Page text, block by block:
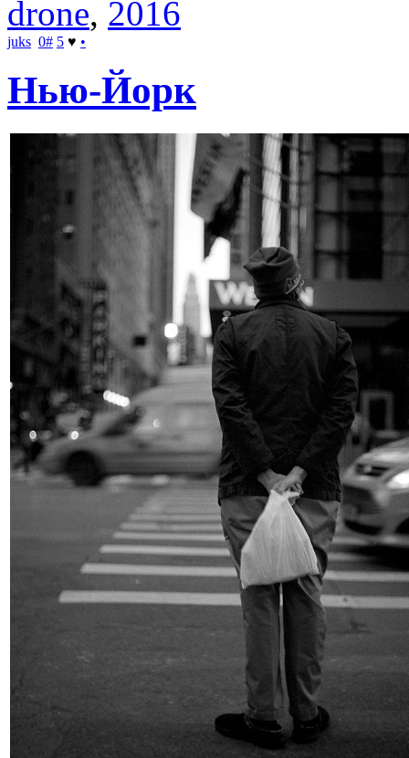
drone, 2016
juks 0# 5 ♥ •
Нью-Йорк